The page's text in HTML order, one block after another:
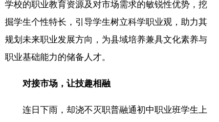
学校的职业教育资源及对市场需求的敏锐性优势，挖
掘学生个性特长，引导学生树立科学职业观，助力其
规划未来职业发展方向，为县域培养兼具文化素养与
职业基础能力的储备人才。
对接市场，让技趣相融
连日下雨，却浇不灭职普融通初中职业班学生上